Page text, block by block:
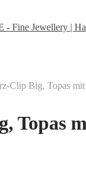
Clip Big, Topas
Topas